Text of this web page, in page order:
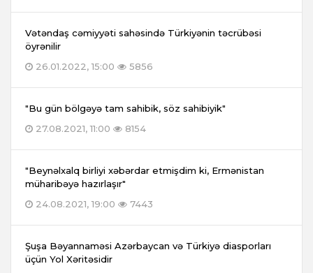
Vətəndaş cəmiyyəti sahəsində Türkiyənin təcrübəsi
öyrənilir
26.01.2022, 15:00
5856
"Bu gün bölgəyə tam sahibik, söz sahibiyik"
27.08.2021, 11:00
8154
"Beynəlxalq birliyi xəbərdar etmişdim ki, Ermənistan
müharibəyə hazırlaşır"
24.08.2021, 19:00
7443
Şuşa Bəyannaməsi Azərbaycan və Türkiyə diasporları
üçün Yol Xəritəsidir